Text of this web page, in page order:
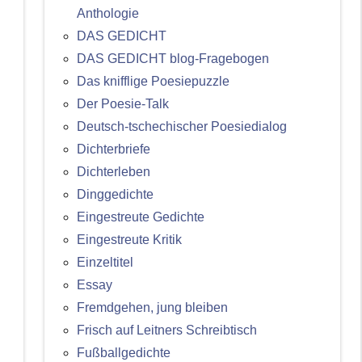
Anthologie
DAS GEDICHT
DAS GEDICHT blog-Fragebogen
Das knifflige Poesiepuzzle
Der Poesie-Talk
Deutsch-tschechischer Poesiedialog
Dichterbriefe
Dichterleben
Dinggedichte
Eingestreute Gedichte
Eingestreute Kritik
Einzeltitel
Essay
Fremdgehen, jung bleiben
Frisch auf Leitners Schreibtisch
Fußballgedichte